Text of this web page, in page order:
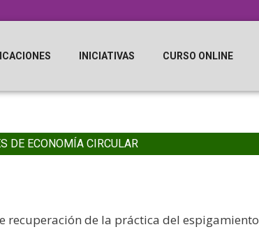
INICIATIVAS CURSO ONLINE
DE ECONOMÍA CIRCULAR
recuperación de la práctica del espigamiento